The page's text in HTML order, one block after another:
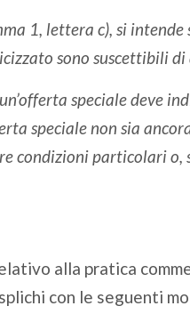
1, lettera c), si
sono suscettibili
speciale deve
speciale non sia
condizioni particolari o,
alla pratica
con le seguenti